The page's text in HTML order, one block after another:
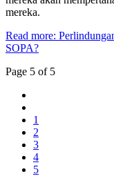
mereka.
Read more:
SOPA?
Page 5 of 5
1
2
3
4
5